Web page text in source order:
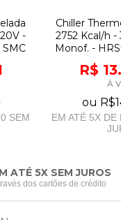
-
SEM
Chiller
2752 Kcal/h -
Monof. -
R$
À
ou
EM ATÉ 5X DE
ATÉ 5X SEM JUROS
dos cartões de crédito